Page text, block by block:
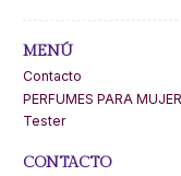
MENÚ
Contacto
PERFUMES PARA MUJER
Tester
CONTACTO